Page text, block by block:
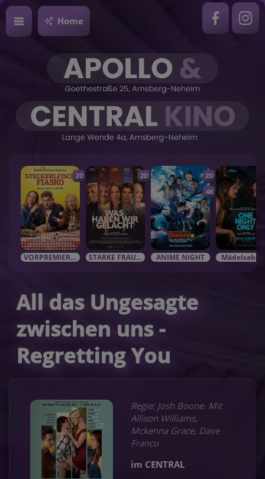
Home
2D
VORPREMIEREN / EVENTS
2D
STARKE FRAUEN in starken Rolle
2D
4K
ANIME NIGHT
All das Ungesagte
zwischen uns -
Regretting You
Regie: Josh Boone. Mit
Allison Williams,
Mckenna Grace, Dave
Franco
im CENTRAL